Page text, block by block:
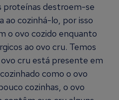
proteínas destroem-se
ao cozinhá-lo, por isso
o ovo cozido enquanto
ao ovo cru. Temos
cru está presente em
como o ovo
cozinhas, o ovo